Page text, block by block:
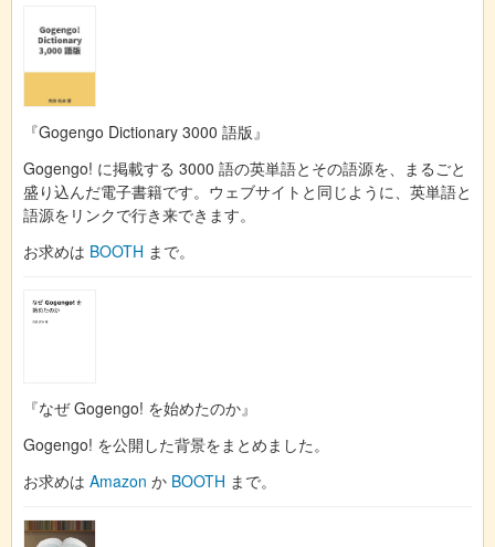
『Gogengo Dictionary 3000 語版』
Gogengo! に掲載する 3000 語の英単語とその語源を、まるごと
盛り込んだ電子書籍です。ウェブサイトと同じように、英単語と
語源をリンクで行き来できます。
お求めは BOOTH まで。
『なぜ Gogengo! を始めたのか』
Gogengo! を公開した背景をまとめました。
お求めは Amazon か BOOTH まで。